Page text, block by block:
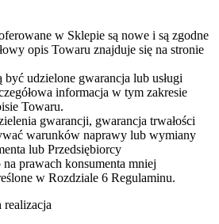
w Sklepie są nowe i są zgodne
opis Towaru znajduje się na stronie
udzielone gwarancja lub usługi
informacja w tym zakresie
Towaru.
gwarancji, gwarancja trwałości
warunków naprawy lub wymiany
lub Przedsiębiorcy
prawach konsumenta mniej
w Rozdziale 6 Regulaminu.